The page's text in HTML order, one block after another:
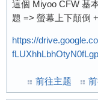
這個 Miyoo CFW 基
題 => 螢幕上下顛倒
https://
前往主题